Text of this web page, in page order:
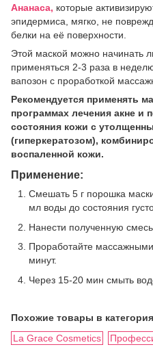
Ананаса, которые
эпидермиса, мягко, не
белки на её поверхности.
Этой маской можно начинать
применяться 2-3 раза в
вапозон с проработкой
Рекомендуется применять
программах лечения акне и
состояния кожи с
(гиперкератозом),
воспаленной кожи.
Применение:
Смешать 5 г порошка
мл воды до состояния
Нанести полученную
Проработайте
минут.
Через 15-20 мин смыть
Похожие товары в
La Grace Cosmetics